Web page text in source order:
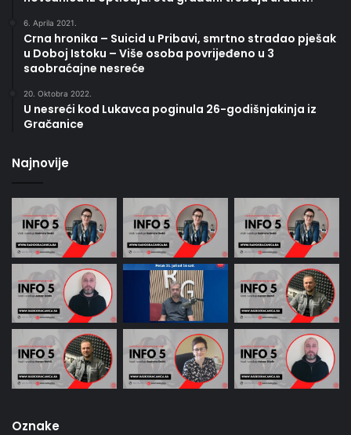
6. Aprila 2021.
Crna hronika – Suicid u Pribavi, smrtno stradao pješak
u Doboj Istoku – Više osoba povrijeđeno u 3
saobraćajne nesreće
20. Oktobra 2022.
U nesreći kod Lukavca poginula 26-godišnjakinja iz
Gračanice
Najnovije
Oznake